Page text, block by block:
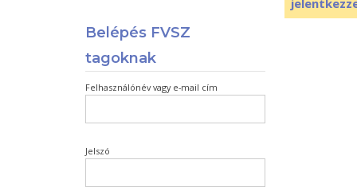
Belépés FVSZ
tagoknak
Felhasználónév vagy e-mail cím
Jelszó